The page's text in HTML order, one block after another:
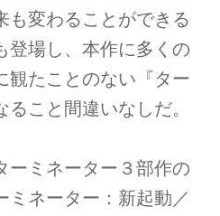
も変わることができる
登場し、本作に多くの
観たことのない『ター
こと間違いなしだ。
ミネーター３部作の
ミネーター：新起動／